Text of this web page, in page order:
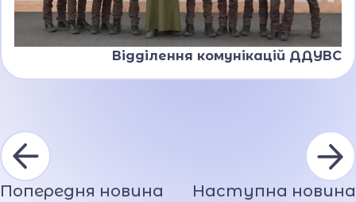
Відділення комунікацій ДДУВС
Попередня новина Наступна новина